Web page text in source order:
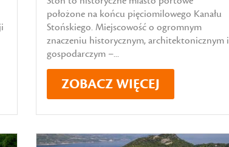
położone na końcu pięciomilowego Kanału
Stońskiego. Miejscowość o ogromnym
znaczeniu historycznym, architektonicznym i
gospodarczym –...
ZOBACZ WIĘCEJ